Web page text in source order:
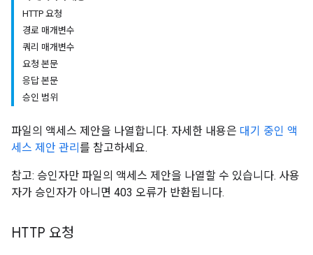
HTTP 요청
경로 매개변수
쿼리 매개변수
요청 본문
응답 본문
승인 범위
파일의 액세스 제안을 나열합니다. 자세한 내용은 대기 중인 액
세스 제안 관리 를 참고하세요.
참고: 승인자만 파일의 액세스 제안을 나열할 수 있습니다. 사용
자가 승인자가 아니면 403 오류가 반환됩니다.
HTTP 요청